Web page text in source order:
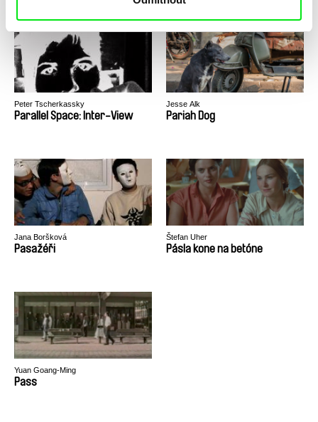
Peter Tscherkassky
Parallel Space: Inter-View
Jesse Alk
Pariah Dog
Jana Boršková
Pasažéři
Štefan Uher
Pásla kone na betóne
Yuan Goang-Ming
Pass